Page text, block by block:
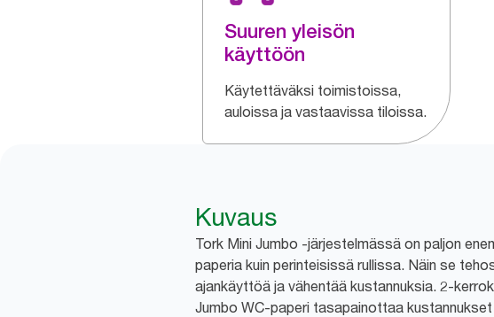
Suuren yleisön
käyttöön
Käytettäväksi toimistoissa,
auloissa ja vastaavissa tiloissa.
Kuvaus
Tork Mini Jumbo -järjestelmässä on paljon
paperia kuin perinteisissä rullissa. Näin se
ajankäyttöä ja vähentää kustannuksia. 2-
Jumbo WC-paperi tasapainottaa